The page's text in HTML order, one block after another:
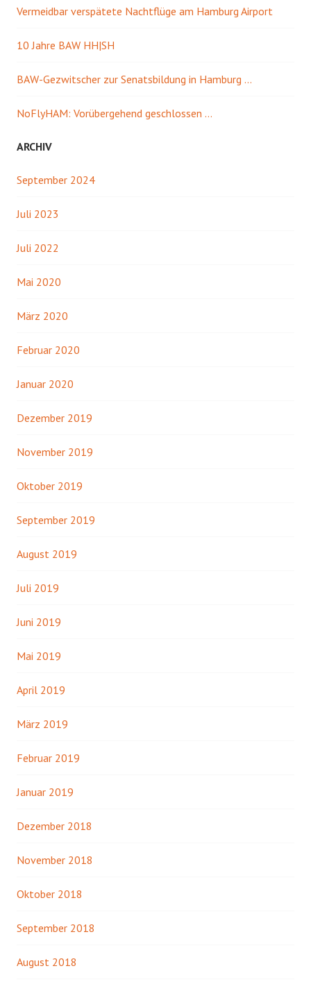
Vermeidbar verspätete Nachtflüge am Hamburg Airport
10 Jahre BAW HH|SH
BAW-Gezwitscher zur Senatsbildung in Hamburg …
NoFlyHAM: Vorübergehend geschlossen …
ARCHIV
September 2024
Juli 2023
Juli 2022
Mai 2020
März 2020
Februar 2020
Januar 2020
Dezember 2019
November 2019
Oktober 2019
September 2019
August 2019
Juli 2019
Juni 2019
Mai 2019
April 2019
März 2019
Februar 2019
Januar 2019
Dezember 2018
November 2018
Oktober 2018
September 2018
August 2018